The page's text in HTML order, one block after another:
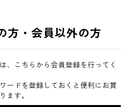
方・会員以外の方
、こちらから会員登録を行ってく
ードを登録しておくと便利にお買
ます。